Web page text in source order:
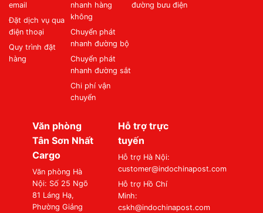
email
Đặt dịch vụ qua
điện thoại
Quy trình đặt
hàng
nhanh hàng
không
Chuyển phát
nhanh đường bộ
Chuyển phát
nhanh đường sắt
Chi phí vận
chuyển
đường bưu điện
Văn phòng
Tân Sơn Nhất
Cargo
Văn phòng Hà
Nội: Số 25 Ngõ
81 Láng Hạ,
Phường Giảng
Hỗ trợ trực
tuyến
Hỗ trợ Hà Nội:
customer@indochinapost.com
Hỗ trợ Hồ Chí
Minh:
cskh@indochinapost.com